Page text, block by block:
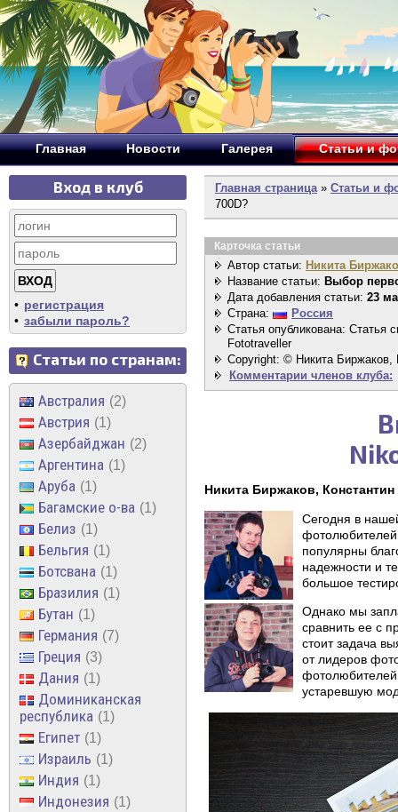
Главная Новости Галерея Статьи и
Вход в клуб
• регистрация
• забыли пароль?
Статьи по странам:
Австралия 2
Австрия 1
Азербайджан 2
Аргентина 1
Аруба 1
Багамские о-ва 1
Белиз 1
Бельгия 1
Ботсвана 1
Бразилия 1
Бутан 1
Германия 7
Греция 3
Дания 1
Доминиканская
республика
1
Египет 1
Израиль 1
Индия 1
Индонезия 1
Главная страница» Статьи и
700D?
Карточка статьи
Автор статьи: Никита
Название статьи: Выбор
Дата добавления статьи: 23
Страна:
Россия
Статья опубликована: Статья
Fototraveller
Copyright: © Никита Биржаков,
Комментарии членов клуба:
Никита Биржаков,
Сегодня в
фотолюбителей
популярны
надежности и
большое
Однако мы
сравнить ее с
стоит задача
от лидеров
устаревшую